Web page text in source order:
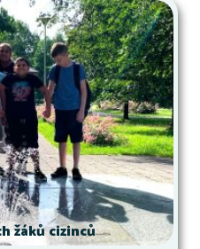
žáků cizinců